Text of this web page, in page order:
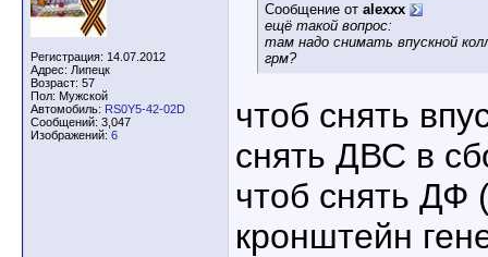
Регистрация: 14.07.2012
Адрес: Липецк
Возраст: 57
Пол: Мужской
Автомобиль: RS0Y5-42-02D
Сообщений: 3,047
Изображений: 6
Сообщение от alexxx
ещё такой вопрос:
там надо снимать впускной
грм?
чтоб снять
снять ДВС в
чтоб снять ДФ
кронштейн